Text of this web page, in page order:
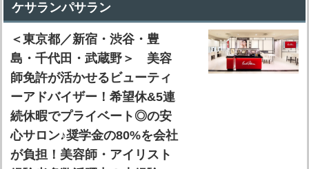
ケサランパサラン
＜東京都／新宿・渋谷・豊
島・千代田・武蔵野＞ 美容
師免許が活かせるビューティ
ーアドバイザー！希望休&5連
続休暇でプライベート◎の安
心サロン♪奨学金の80%を会社
が負担！美容師・アイリスト